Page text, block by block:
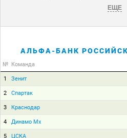
ЕЩЕ
АЛЬФА-БАНК
№ Команда
1 Зенит
2 Спартак
3 Краснодар
4 Динамо Мх
5 ЦСКА